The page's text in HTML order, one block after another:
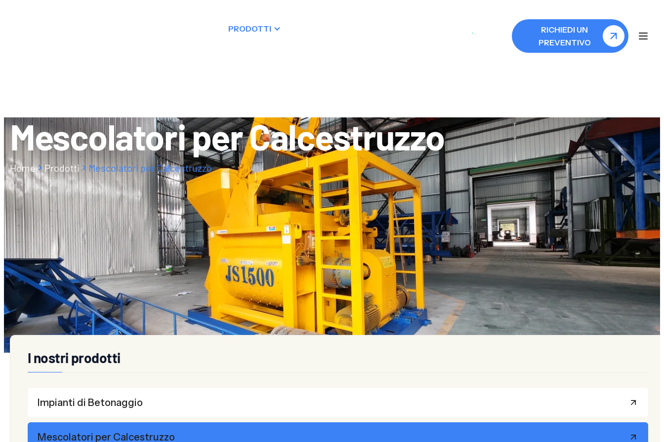
PRODOTTI
RICHIEDI UN
PREVENTIVO
Mescolatori per Calcestruzzo
Home Prodotti Mescolatori per Calcestruzzo
Mescolatori a Doppio Albero (Serie JS) Mescolatori Planetari (Serie MP/PMC) Mescolatori a Tamburo (Serie JZM/JZC) Mescolatore a Vasca Aperta
I nostri prodotti
Impianti di Betonaggio
Mescolatori per Calcestruzzo